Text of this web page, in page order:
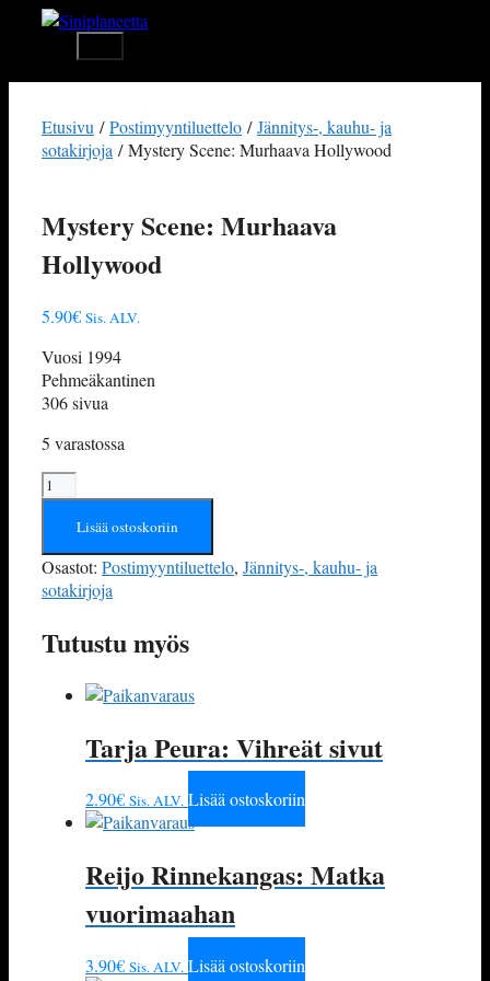
Siirry
Etusivu /Postimyyntiluettelo /Jännitys-, kauhu- ja
sotakirjoja / Mystery Scene: Murhaava Hollywood
Mystery Scene: Murhaava
Hollywood
5.90€ Sis. ALV.
Vuosi 1994
Pehmeäkantinen
306 sivua
5 varastossa
Mystery
Scene:
Murhaava
Hollywood
määrä
Lisää ostoskoriin
Osastot: Postimyyntiluettelo, Jännitys-, kauhu- ja
sotakirjoja
Tutustu myös
Tarja Peura: Vihreät sivut
2.90€ Sis. ALV. Lisää ostoskoriin
Reijo Rinnekangas: Matka
vuorimaahan
3.90€ Sis. ALV. Lisää ostoskoriin